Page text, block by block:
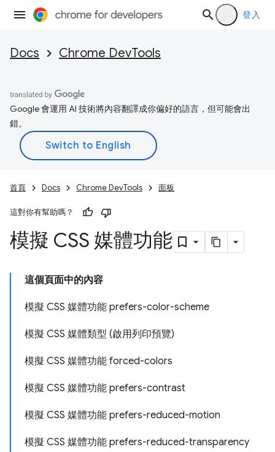
登入
Docs Chrome DevTools
Google 會運用 AI 技術將內容翻譯成你偏好的語言，但可能會出
錯。
首頁 Docs Chrome DevTools 面板
這對你有幫助嗎？
模擬 CSS 媒體功能
這個頁面中的內容
模擬 CSS 媒體功能 prefers-color-scheme
模擬 CSS 媒體類型 (啟用列印預覽)
模擬 CSS 媒體功能 forced-colors
模擬 CSS 媒體功能 prefers-contrast
模擬 CSS 媒體功能 prefers-reduced-motion
模擬 CSS 媒體功能 prefers-reduced-transparency